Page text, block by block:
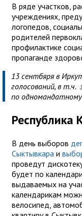
В ряде участков,
учреждениях,
логопедов,
родителей
профилактике
пропаганде
13 сентбяря в
голосований, в т.ч.
по
Республика
В день выборов
Сыктывкара и
проведут
будет по
выдаваемых на
календарикам
велосипед,